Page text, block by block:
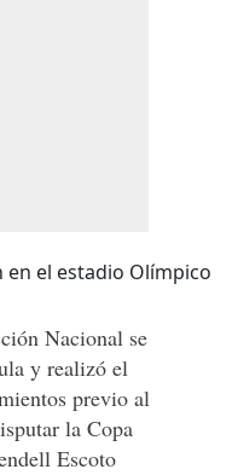
Nacional se
y realizó el
previo al
la Copa
Escoto